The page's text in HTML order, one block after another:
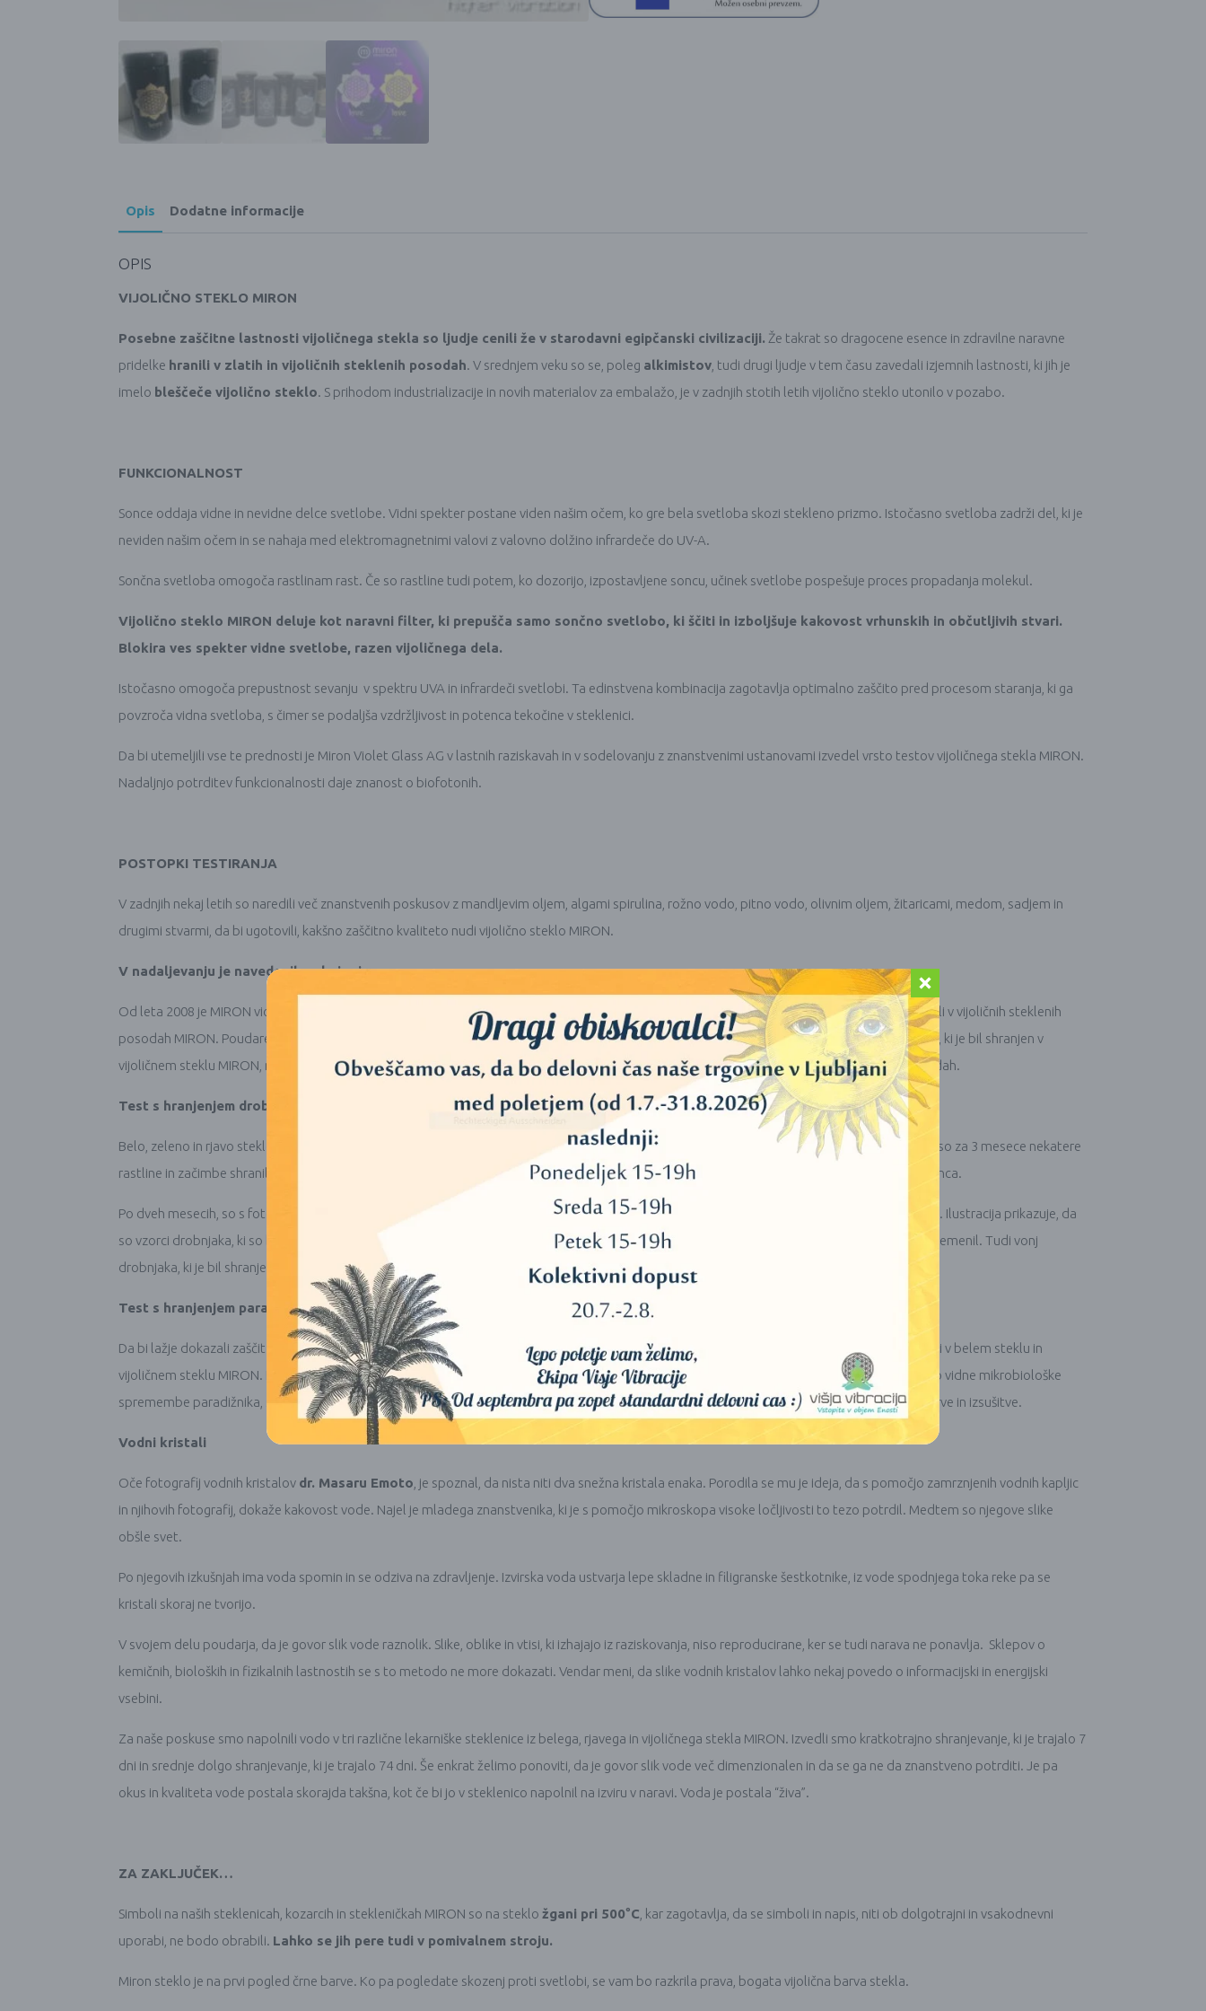
Opis Dodatne informacije
OPIS
VIJOLIČNO STEKLO MIRON
Posebne zaščitne lastnosti vijoličnega stekla so ljudje cenili že v starodavni egipčanski civilizaciji. Že takrat so dragocene esence in zdravilne naravne
pridelke hranili v zlatih in vijoličnih steklenih posodah. V srednjem veku so se, poleg alkimistov , tudi drugi ljudje v tem času zavedali izjemnih lastnosti, ki jih je
imelo bleščeče vijolično steklo. S prihodom industrializacije in novih materialov za embalažo, je v zadnjih stotih letih vijolično steklo utonilo v pozabo.
FUNKCIONALNOST
Sonce oddaja vidne in nevidne delce svetlobe. Vidni spekter postane viden našim očem, ko gre bela svetloba skozi stekleno prizmo. Istočasno svetloba zadrži del, ki je
neviden našim očem in se nahaja med elektromagnetnimi valovi z valovno dolžino infrardeče do UV-A.
Sončna svetloba omogoča rastlinam rast. Če so rastline tudi potem, ko dozorijo, izpostavljene soncu, učinek svetlobe pospešuje proces propadanja molekul.
Vijolično steklo MIRON deluje kot naravni filter, ki prepušča samo sončno svetlobo, ki ščiti in izboljšuje kakovost vrhunskih in občutljivih stvari.
Blokira ves spekter vidne svetlobe, razen vijoličnega dela.
Istočasno omogoča prepustnost sevanju v spektru UVA in infrardeči svetlobi. Ta edinstvena kombinacija zagotavlja optimalno zaščito pred procesom staranja, ki ga
povzroča vidna svetloba, s čimer se podaljša vzdržljivost in potenca tekočine v steklenici.
Da bi utemeljili vse te prednosti je Miron Violet Glass AG v lastnih raziskavah in v sodelovanju z znanstvenimi ustanovami izvedel vrsto testov vijoličnega stekla MIRON.
Nadaljnjo potrditev funkcionalnosti daje znanost o biofotonih.
POSTOPKI TESTIRANJA
V zadnjih nekaj letih so naredili več znanstvenih poskusov z mandljevim oljem, algami spirulina, rožno vodo, pitno vodo, olivnim oljem, žitaricami, medom, sadjem in
drugimi stvarmi, da bi ugotovili, kakšno zaščitno kvaliteto nudi vijolično steklo MIRON.
V nadaljevanju je navedenih nekaj primerov:
Od leta 2008 je MIRON violet glass AG v sodelovanju z večimi nemškimi čebelarji naredil različne teste za analizo kvalitete medu, ki so ga hranili v vijoličnih steklenih
posodah MIRON. Poudarek raziskovanja je bil na analizi aktivnih sestavin, ki zavirajo rast semen in aroma medu. Rezultati so pokazali, da med, ki je bil shranjen v
vijoličnem steklu MIRON, ne razbije svojih lastnih sestavin, da ohrani okus, barvo, strukturo in encime veliko bolje kot v katerihkoli drugih posodah.
Test s hranjenjem drobnjaka
Belo, zeleno in rjavo steklo je prepustno v vidnem spektru svetlobe in ne nudi dovolj zaščite pred razgradnjo zaradi svetlobe. V eksperimentu so za 3 mesece nekatere
rastline in začimbe shranili v belo, rjavo in vijolično steklo. Nekaj ur na dan so jih izpostavili soncu, preostali čas pa so jih hranili izven dosega sonca.
Po dveh mesecih, so s fotografijami zabeležili vidne spremembe v kvaliteti, razlike v vonju pa so ugotavljali s slepim preizkusom prostovoljcev. Ilustracija prikazuje, da
so vzorci drobnjaka, ki so bili hranjeni v rjavih in belih steklenih posodah, zbledeli. Vzorec drobnjaka, ki so ga hranili v MIRON steklu, barve ni spremenil. Tudi vonj
drobnjaka, ki je bil shranjen v MIRON steklu je bil močnejši in bolj svež (Dr. Niggli und Dr. Max Bracher).
Test s hranjenjem paradižnika
Da bi lažje dokazali zaščito kakovosti hrane shranjene v MIRON steklu, so naredili preizkus s pardižniki češnjevci. Paradižnik so 7 mesecev hranili v belem steklu in
vijoličnem steklu MIRON. Hranili so jih na sobni temperaturi in dosegu sončne svetlobe. Po 7 mesecih so rezultat fotografirali. Na fotografiji so vidne mikrobiološke
spremembe paradižnika, shranjenega v belem steklu, na paradižniku, shranjenem v vijoličnem steklu MIRON pa ni bilo vidnih znakov izgube barve in izsušitve.
Vodni kristali
Oče fotografij vodnih kristalov dr. Masaru Emoto , je spoznal, da nista niti dva snežna kristala enaka. Porodila se mu je ideja, da s pomočjo zamrznjenih vodnih kapljic
in njihovih fotografij, dokaže kakovost vode. Najel je mladega znanstvenika, ki je s pomočjo mikroskopa visoke ločljivosti to tezo potrdil. Medtem so njegove slike
obšle svet.
Po njegovih izkušnjah ima voda spomin in se odziva na zdravljenje. Izvirska voda ustvarja lepe skladne in filigranske šestkotnike, iz vode spodnjega toka reke pa se
kristali skoraj ne tvorijo.
V svojem delu poudarja, da je govor slik vode raznolik. Slike, oblike in vtisi, ki izhajajo iz raziskovanja, niso reproducirane, ker se tudi narava ne ponavlja. Sklepov o
kemičnih, bioloških in fizikalnih lastnostih se s to metodo ne more dokazati. Vendar meni, da slike vodnih kristalov lahko nekaj povedo o informacijski in energijski
vsebini.
Za naše poskuse smo napolnili vodo v tri različne lekarniške steklenice iz belega, rjavega in vijoličnega stekla MIRON. Izvedli smo kratkotrajno shranjevanje, ki je trajalo 7
dni in srednje dolgo shranjevanje, ki je trajalo 74 dni. Še enkrat želimo ponoviti, da je govor slik vode več dimenzionalen in da se ga ne da znanstveno potrditi. Je pa
okus in kvaliteta vode postala skorajda takšna, kot če bi jo v steklenico napolnil na izviru v naravi. Voda je postala “živa”.
ZA ZAKLJUČEK…
Simboli na naših steklenicah, kozarcih in stekleničkah MIRON so na steklo žgani pri 500°C , kar zagotavlja, da se simboli in napis, niti ob dolgotrajni in vsakodnevni
uporabi, ne bodo obrabili. Lahko se jih pere tudi v pomivalnem stroju.
Miron steklo je na prvi pogled črne barve. Ko pa pogledate skozenj proti svetlobi, se vam bo razkrila prava, bogata vijolična barva stekla.